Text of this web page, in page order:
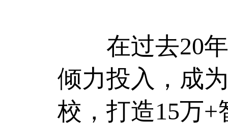
在过去20年
倾力投入，成
校，打造15万